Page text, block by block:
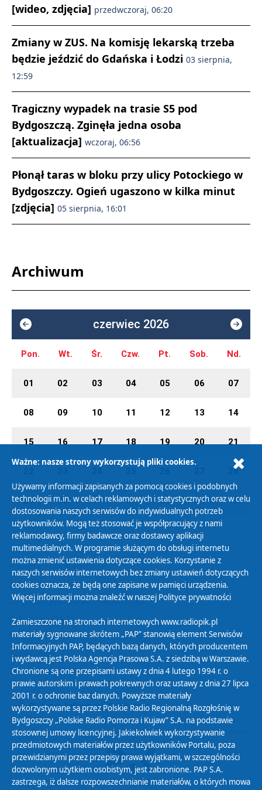
[wideo, zdjęcia] przedwczoraj, 06:20
Zmiany w ZUS. Na komisję lekarską trzeba
będzie jeździć do Gdańska i Łodzi 03 sierpnia,
12:59
Tragiczny wypadek na trasie S5 pod
Bydgoszczą. Zginęła jedna osoba
[aktualizacja] wczoraj, 06:56
Płonął taras w bloku przy ulicy Potockiego w
Bydgoszczy. Ogień ugaszono w kilka minut
[zdjęcia] 05 sierpnia, 16:01
Archiwum
czerwiec 2026
Pon. Wt. Śr. Czw. Pt. Sob. Nd.
01 02 03 04 05 06 07
08 09 10 11 12 13 14
15 16 17 18 19 20 21
28
29 30 01 02 03 04 05
Polityka Prywatności
Zasady korzystania z Serwisu
Organizacje Pożytku Publicznego
Cyfryzacja DAB+
Polityka ochrony danych osobowych
Abonament
Zamówienia publiczne
Biuletyn Informacji Publicznej
Ważne: nasze strony wykorzystują pliki cookies.
Używamy informacji zapisanych za pomocą cookies i podobnych
technologii m.in. w celach reklamowych i statystycznych oraz w celu
dostosowania naszych serwisów do indywidualnych potrzeb
użytkowników. Mogą też stosować je współpracujący z nami
reklamodawcy, firmy badawcze oraz dostawcy aplikacji
multimedialnych. W programie służącym do obsługi internetu
można zmienić ustawienia dotyczące cookies. Korzystanie z
naszych serwisów internetowych bez zmiany ustawień dotyczących
cookies oznacza, że będą one zapisane w pamięci urządzenia.
Więcej informacji można znaleźć w naszej Polityce prywatności
Zamieszczone na stronach internetowych www.radiopik.pl
materiały sygnowane skrótem „PAP” stanowią element Serwisów
Informacyjnych PAP, będących bazą danych, których producentem
i wydawcą jest Polska Agencja Prasowa S.A. z siedzibą w Warszawie.
Chronione są one przepisami ustawy z dnia 4 lutego 1994 r. o
prawie autorskim i prawach pokrewnych oraz ustawy z dnia 27 lipca
2001 r. o ochronie baz danych. Powyższe materiały
wykorzystywane są przez Polskie Radio Regionalną Rozgłośnię w
Bydgoszczy „Polskie Radio Pomorza i Kujaw” S.A. na podstawie
stosownej umowy licencyjnej. Jakiekolwiek wykorzystywanie
przedmiotowych materiałów przez użytkowników Portalu, poza
przewidzianymi przez przepisy prawa wyjątkami, w szczególności
dozwolonym użytkiem osobistym, jest zabronione. PAP S.A.
zastrzega, iż dalsze rozpowszechnianie materiałów, o których mowa